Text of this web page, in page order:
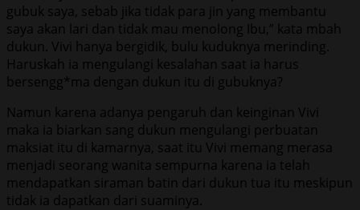
gubuk saya, sebab jika tidak para jin yang membantu
saya akan lari dan tidak mau menolong Ibu,” kata mbah
dukun. Vivi hanya bergidik, bulu kuduknya merinding.
Haruskah ia mengulangi kesalahan saat ia harus
bersengg*ma dengan dukun itu di gubuknya?
Namun karena adanya pengaruh dan keinginan Vivi
maka ia biarkan sang dukun mengulangi perbuatan
maksiat itu di kamarnya, saat itu Vivi memang merasa
menjadi seorang wanita sempurna karena ia telah
mendapatkan siraman batin dari dukun tua itu meskipun
tidak ia dapatkan dari suaminya.